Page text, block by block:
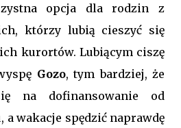
opcja dla rodzin z
którzy lubią cieszyć się
kurortów. Lubiącym ciszę
Gozo, tym bardziej, że
na dofinansowanie od
a wakacje spędzić naprawdę